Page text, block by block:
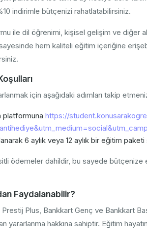
indirimle bütçenizi rahatlatabilirsiniz.
ile dil öğrenimi, kişisel gelişim ve diğer
hem kaliteli eğitim içeriğine
için aşağıdaki adımları takip
platformuna https://
6 aylık veya 12 aylık bir eğitim paketi
ödemeler dahildir, bu sayede
Faydalanabilir?
Plus, Bankkart Genç ve Bankkart
yararlanma hakkına sahiptir. Eğitim